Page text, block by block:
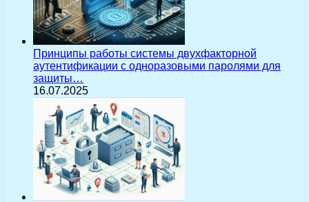
Принципы работы системы двухфакторной
аутентификации с одноразовыми паролями для
защиты…
16.07.2025